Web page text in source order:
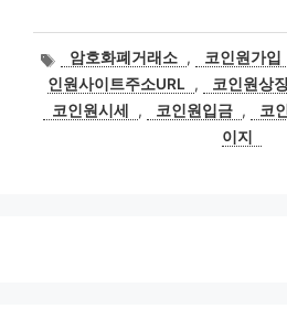
태
그
암호화폐거래소 , 코인원가입
인원사이트주소URL
, 코인원상
코인원시세
, 코인원입금 , 코
이지